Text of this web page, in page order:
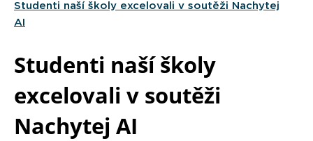
Studenti naší školy excelovali v soutěži Nachytej
AI
Studenti naší školy
excelovali v soutěži
Nachytej AI